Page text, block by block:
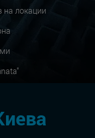
на локации